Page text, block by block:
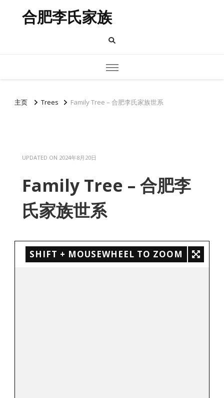
合肥李氏家族
主页 Trees Family Tree – 合肥李氏家族世系
UPDATED ON 2024年8月20日
Family Tree – 合肥李
氏家族世系
SHIFT + MOUSEWHEEL TO ZOOM